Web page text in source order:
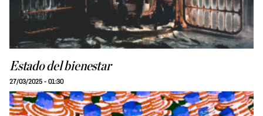
Estado del bienestar
27/03/2025 - 01:30